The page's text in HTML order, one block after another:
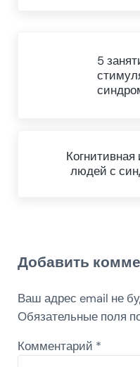
5
людей с
Добавить
Ваш адрес email не
Обязательные поля
Комментарий *